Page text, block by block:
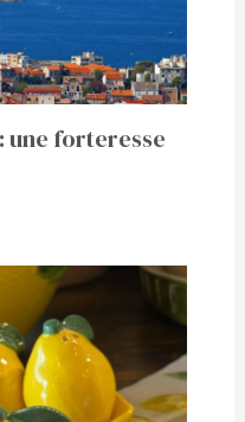
une forteresse